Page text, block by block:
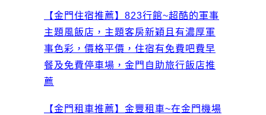
【金門住宿推薦】823行館~超酷的軍事
主題風飯店，主題客房新穎且有濃厚軍
事色彩，價格平價，住宿有免費吧費早
餐及免費停車場，金門自助旅行飯店推
薦
【金門租車推薦】金豐租車~在金門機場